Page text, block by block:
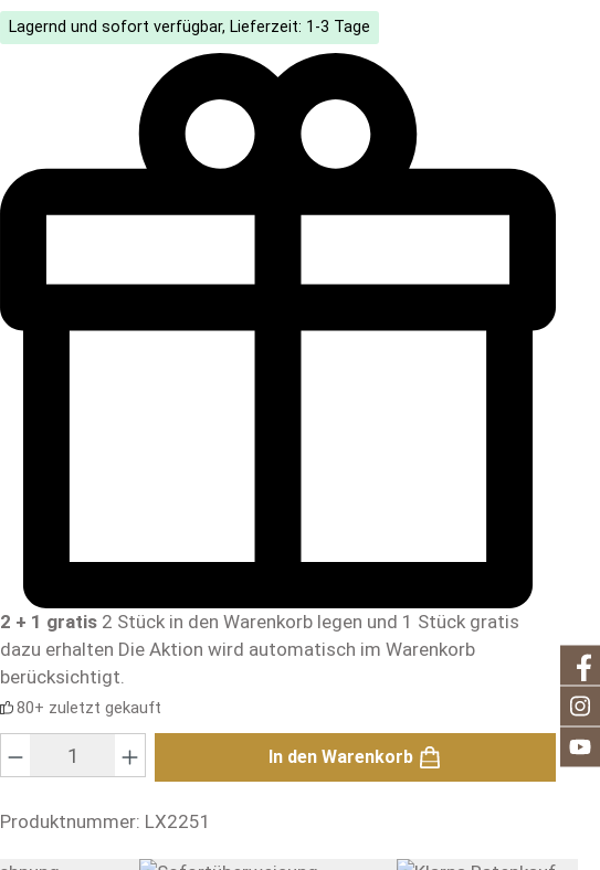
Lagernd und sofort verfügbar, Lieferzeit: 1-3 Tage
2 + 1 gratis 2 Stück in den Warenkorb legen und 1 Stück gratis
dazu erhalten Die Aktion wird automatisch im Warenkorb
berücksichtigt.
80+ zuletzt gekauft
Produkt Anzahl: Gib den gewünschten Wert ein oder benutze die Schaltflächen um
In den Warenkorb
Produktnummer: LX2251